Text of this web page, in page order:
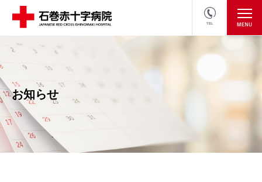
TEL
医療関係者の方
お知らせ